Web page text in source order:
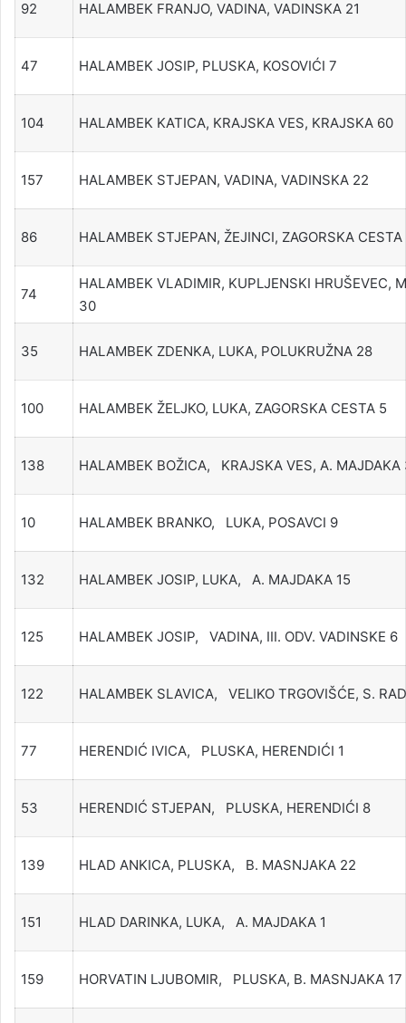
92 HALAMBEK FRANJO, VADINA, VADINSKA 21
47 HALAMBEK JOSIP, PLUSKA, KOSOVIĆI 7
104 HALAMBEK KATICA, KRAJSKA VES, KRAJSKA 60
157 HALAMBEK STJEPAN, VADINA, VADINSKA 22
86 HALAMBEK STJEPAN, ŽEJINCI, ZAGORSKA
74
HALAMBEK VLADIMIR, KUPLJENSKI HRUŠEVEC,
30
35 HALAMBEK ZDENKA, LUKA, POLUKRUŽNA 28
100 HALAMBEK ŽELJKO, LUKA, ZAGORSKA CESTA 5
138 HALAMBEK BOŽICA, KRAJSKA VES, A. MAJDAKA
10 HALAMBEK BRANKO, LUKA, POSAVCI 9
132 HALAMBEK JOSIP, LUKA, A. MAJDAKA 15
125 HALAMBEK JOSIP, VADINA, III. ODV. VADINSKE 6
122 HALAMBEK SLAVICA, VELIKO TRGOVIŠĆE, S.
77 HERENDIĆ IVICA, PLUSKA, HERENDIĆI 1
53 HERENDIĆ STJEPAN, PLUSKA, HERENDIĆI 8
139 HLAD ANKICA, PLUSKA, B. MASNJAKA 22
151 HLAD DARINKA, LUKA, A. MAJDAKA 1
159 HORVATIN LJUBOMIR, PLUSKA, B. MASNJAKA 17